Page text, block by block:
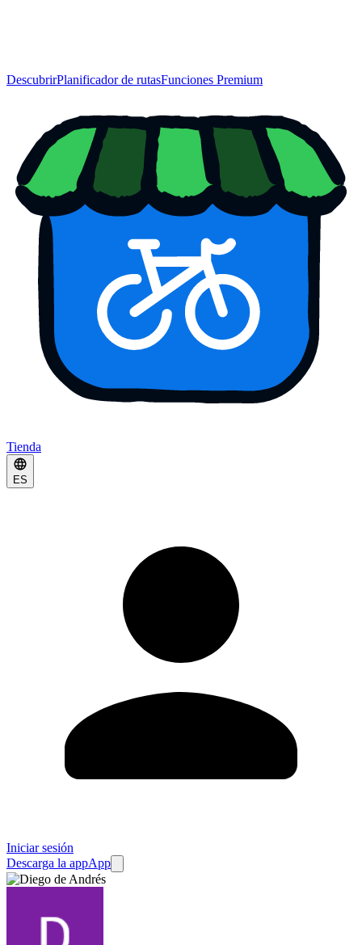
DescubrirPlanificador de rutasFunciones Premium
Tienda
ES
Iniciar sesión
Descarga la appApp